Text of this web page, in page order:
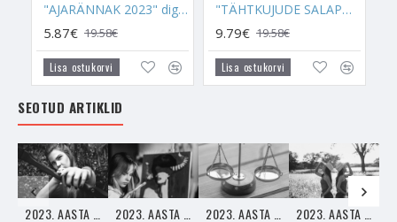
"AJARÄNNAK 2023" digiraamat
5.87€ 19.58€
Lisa ostukorvi
"TÄHTKUJUDE SALAPÄRA" raamat
9.79€ 19.58€
Lisa ostukorvi
SEOTUD ARTIKLID